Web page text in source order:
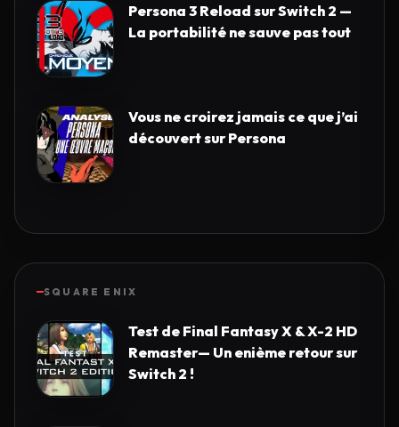
Persona 3 Reload sur Switch 2 —
La portabilité ne sauve pas tout
Vous ne croirez jamais ce que j’ai
découvert sur Persona
SQUARE ENIX
Test de Final Fantasy X & X-2 HD
Remaster— Un enième retour sur
Switch 2 !